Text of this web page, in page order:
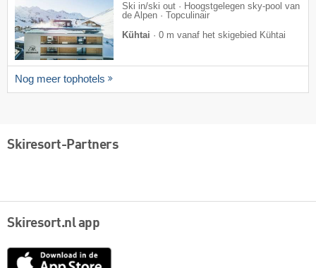
Ski in/ski out · Hoogstgelegen sky-pool van
de Alpen · Topculinair
Kühtai · 0 m vanaf het skigebied Kühtai
Nog meer tophotels
Skiresort-Partners
Skiresort.nl app
App